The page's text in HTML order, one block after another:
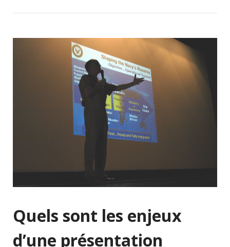
Quels sont les enjeux
d’une présentation